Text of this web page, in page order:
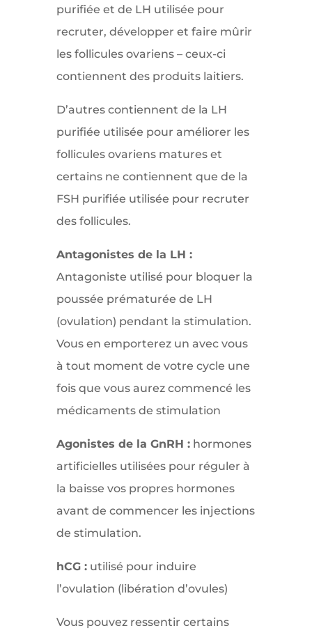
purifiée et de LH utilisée pour
recruter, développer et faire mûrir
les follicules ovariens – ceux-ci
contiennent des produits laitiers.
D’autres contiennent de la LH
purifiée utilisée pour améliorer les
follicules ovariens matures et
certains ne contiennent que de la
FSH purifiée utilisée pour recruter
des follicules.
Antagonistes de la LH :
Antagoniste utilisé pour bloquer la
poussée prématurée de LH
(ovulation) pendant la stimulation.
Vous en emporterez un avec vous
à tout moment de votre cycle une
fois que vous aurez commencé les
médicaments de stimulation
Agonistes de la GnRH : hormones
artificielles utilisées pour réguler à
la baisse vos propres hormones
avant de commencer les injections
de stimulation.
hCG : utilisé pour induire
l’ovulation (libération d’ovules)
Vous pouvez ressentir certains